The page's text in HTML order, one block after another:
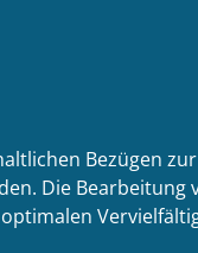
Bezügen
Die Bearbeitung